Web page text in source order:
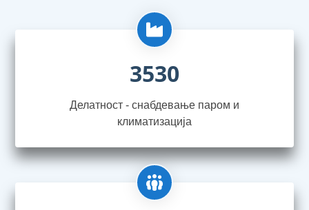
3530
Делатност - снабдевање паром и
климатизација